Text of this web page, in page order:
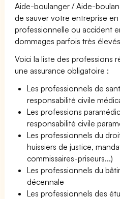
Aide-boulanger / Aide-
de sauver votre entreprise
professionnelle ou accident
dommages parfois très
Voici la liste des professions
une assurance obligatoire :
Les professionnels de
responsabilité civile
Les professions
responsabilité civile
Les professionnels du
huissiers de justice,
commissaires-priseurs...)
Les professionnels du
décennale
Les professionnels des